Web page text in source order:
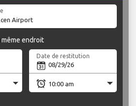
endroit
Date de restitution